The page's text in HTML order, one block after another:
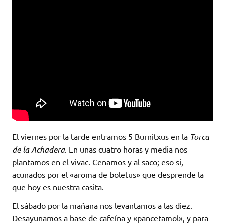
El viernes por la tarde entramos 5 Burnitxus en la Torca
de la Achadera. En unas cuatro horas y media nos
plantamos en el vivac. Cenamos y al saco; eso si,
acunados por el «aroma de boletus» que desprende la
que hoy es nuestra casita.
El sábado por la mañana nos levantamos a las diez.
Desayunamos a base de cafeína y «pancetamol», y para